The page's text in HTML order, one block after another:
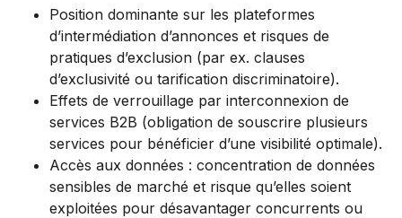
Position dominante sur les plateformes
d’intermédiation d’annonces et risques de
pratiques d’exclusion (par ex. clauses
d’exclusivité ou tarification discriminatoire).
Effets de verrouillage par interconnexion de
services B2B (obligation de souscrire plusieurs
services pour bénéficier d’une visibilité optimale).
Accès aux données : concentration de données
sensibles de marché et risque qu’elles soient
exploitées pour désavantager concurrents ou